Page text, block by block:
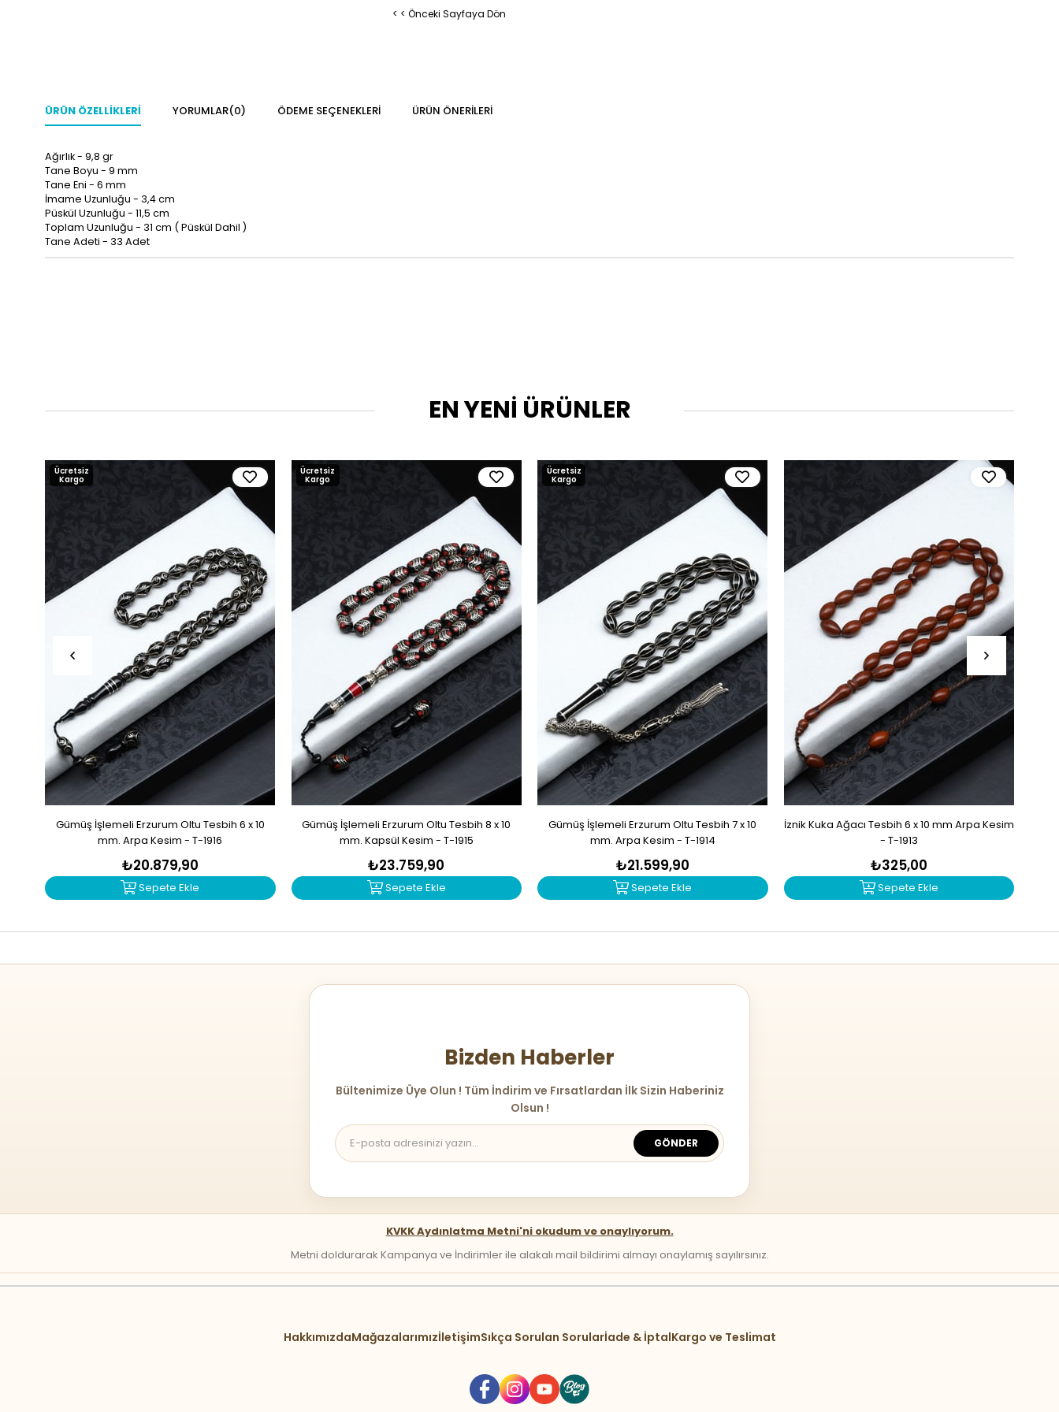
< < Önceki Sayfaya Dön
ÜRÜN ÖZELLIKLERI YORUMLAR(0) ÖDEME SEÇENEKLERI ÜRÜN ÖNERILERI
Ağırlık - 9,8 gr
Tane Boyu - 9 mm
Tane Eni - 6 mm
İmame Uzunluğu - 3,4 cm
Püskül Uzunluğu - 11,5 cm
Toplam Uzunluğu - 31 cm ( Püskül Dahil )
Tane Adeti - 33 Adet
EN YENİ ÜRÜNLER
Gümüş İşlemeli Erzurum Oltu Tesbih 6 x 10
mm. Arpa Kesim - T-1916
₺20.879,90
Sepete Ekle
Ücretsiz
Kargo
Gümüş İşlemeli Erzurum Oltu Tesbih 8 x 10
mm. Kapsül Kesim - T-1915
₺23.759,90
Sepete Ekle
Ücretsiz
Kargo
Gümüş İşlemeli Erzurum Oltu Tesbih 7 x 10
mm. Arpa Kesim - T-1914
₺21.599,90
Sepete Ekle
Ücretsiz
Kargo
İznik Kuka Ağacı Tesbih 6 x 10 mm Arpa Kesim
- T-1913
₺325,00
Sepete Ekle
Bizden Haberler
Bültenimize Üye Olun ! Tüm İndirim ve Fırsatlardan İlk Sizin Haberiniz
Olsun !
GÖNDER
KVKK Aydınlatma Metni'ni okudum ve onaylıyorum.
Metni doldurarak Kampanya ve İndirimler ile alakalı mail bildirimi almayı onaylamış sayılırsınız.
HakkımızdaMağazalarımızİletişimSıkça Sorulan Sorularİade & İptalKargo ve Teslimat